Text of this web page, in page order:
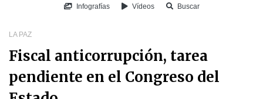
Infografías Vídeos Buscar
LA PAZ
Fiscal anticorrupción, tarea
pendiente en el Congreso del